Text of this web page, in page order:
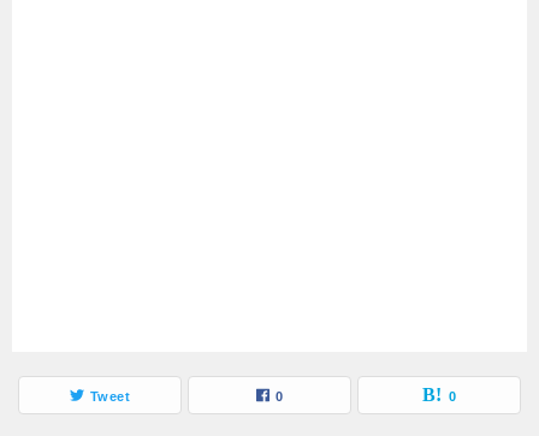
Tweet 0 0